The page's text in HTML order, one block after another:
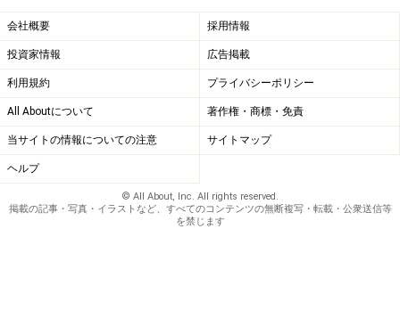
会社概要 採用情報
投資家情報 広告掲載
利用規約 プライバシーポリシー
All Aboutについて 著作権・商標・免責
当サイトの情報についての注意 サイトマップ
ヘルプ
© All About, Inc. All rights reserved.
掲載の記事・写真・イラストなど、すべてのコンテンツの無断複写・転載・公衆送信等
を禁じます